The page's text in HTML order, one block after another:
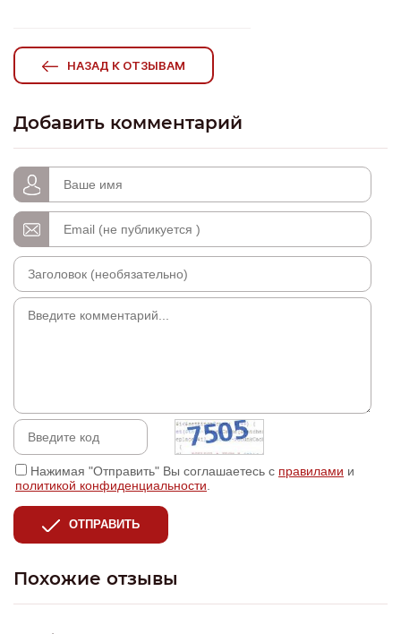
НАЗАД К ОТЗЫВАМ
Добавить комментарий
Нажимая "Отправить" Вы соглашаетесь с правилами и
политикой конфиденциальности
ОТПРАВИТЬ
Похожие отзывы